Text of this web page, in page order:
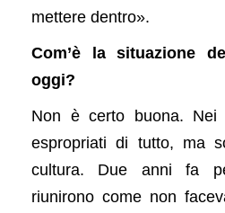
mettere dentro».
Com’è la situazione
oggi?
Non è certo buona.
espropriati di tutto, ma
cultura. Due anni fa
riunirono come non